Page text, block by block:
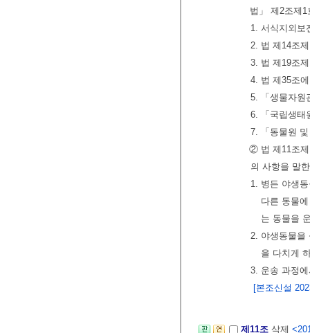
법」 제2조제
1. 서식지외보
2. 법 제14조
3. 법 제19조
4. 법 제35조
5. 「생물자원
6. 「국립생태
7. 「동물원
② 법 제11조제
의 사항을 말
1. 병든 야생
다른 동물
는 동물을
2. 야생동물을
을 다치게
3. 운송 과정
[본조신설
제11조 삭제